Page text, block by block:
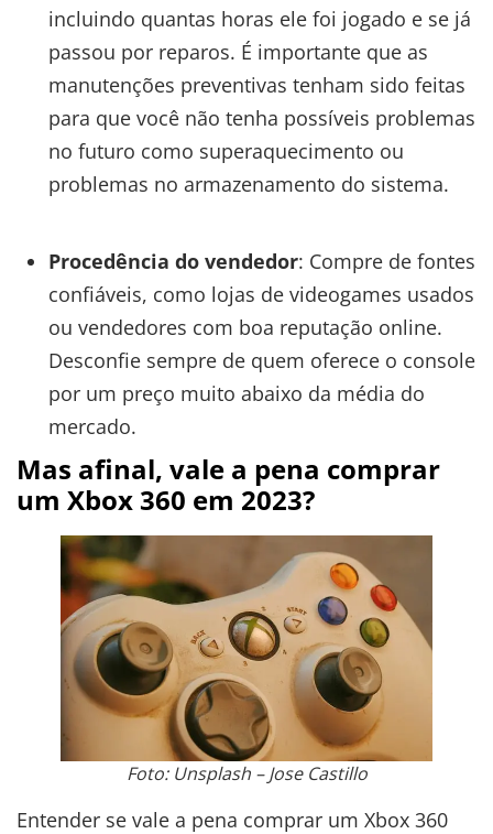
incluindo quantas horas ele foi jogado e se já
passou por reparos. É importante que as
manutenções preventivas tenham sido feitas
para que você não tenha possíveis problemas
no futuro como superaquecimento ou
problemas no armazenamento do sistema.
Procedência do vendedor: Compre de fontes
confiáveis, como lojas de videogames usados
ou vendedores com boa reputação online.
Desconfie sempre de quem oferece o console
por um preço muito abaixo da média do
mercado.
Mas afinal, vale a pena comprar
um Xbox 360 em 2023?
Foto: Unsplash – Jose Castillo
Entender se vale a pena comprar um Xbox 360